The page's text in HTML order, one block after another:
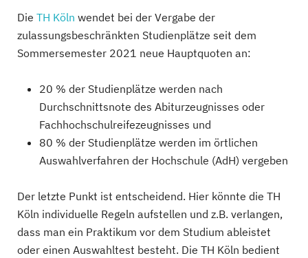
Die TH Köln wendet bei der Vergabe der
zulassungsbeschränkten Studienplätze seit dem
Sommersemester 2021 neue Hauptquoten an:
20 % der Studienplätze werden nach
Durchschnittsnote des Abiturzeugnisses oder
Fachhochschulreifezeugnisses und
80 % der Studienplätze werden im örtlichen
Auswahlverfahren der Hochschule (AdH) vergeben
Der letzte Punkt ist entscheidend. Hier könnte die TH
Köln individuelle Regeln aufstellen und z.B. verlangen,
dass man ein Praktikum vor dem Studium ableistet
oder einen Auswahltest besteht. Die TH Köln bedient